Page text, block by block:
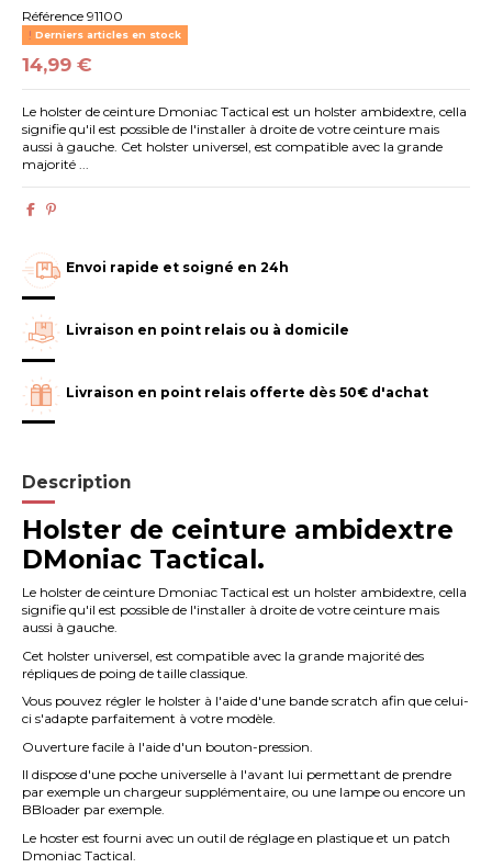
Référence 91100
Derniers articles en stock
14,99 €
Le holster de ceinture Dmoniac Tactical est un holster ambidextre, cella
signifie qu'il est possible de l'installer à droite de votre ceinture mais
aussi à gauche. Cet holster universel, est compatible avec la grande
majorité ...
Envoi rapide et soigné en 24h
Livraison en point relais ou à domicile
Livraison en point relais offerte dès 50€ d'achat
Description
Holster de ceinture ambidextre
DMoniac Tactical.
Le holster de ceinture Dmoniac Tactical est un holster ambidextre, cella
signifie qu'il est possible de l'installer à droite de votre ceinture mais
aussi à gauche.
Cet holster universel, est compatible avec la grande majorité des
répliques de poing de taille classique.
Vous pouvez régler le holster à l'aide d'une bande scratch afin que celui-
ci s'adapte parfaitement à votre modèle.
Ouverture facile à l'aide d'un bouton-pression.
Il dispose d'une poche universelle à l'avant lui permettant de prendre
par exemple un chargeur supplémentaire, ou une lampe ou encore un
BBloader par exemple.
Le hoster est fourni avec un outil de réglage en plastique et un patch
Dmoniac Tactical.